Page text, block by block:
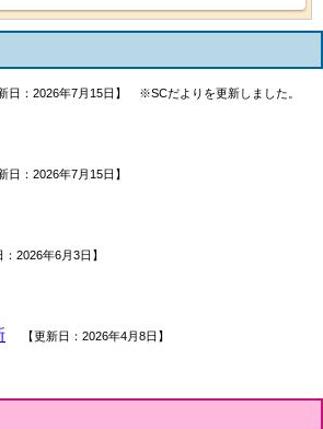
新日：2026年7月15日】 ※SCだよりを更新しました。
日：2026年7月15日】
：2026年6月3日】
【更新日：2026年4月8日】